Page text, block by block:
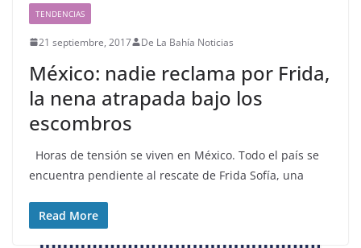
TENDENCIAS
21 septiembre, 2017 De La Bahía Noticias
México: nadie reclama por Frida,
la nena atrapada bajo los
escombros
Horas de tensión se viven en México. Todo el país se
encuentra pendiente al rescate de Frida Sofía, una
Read More